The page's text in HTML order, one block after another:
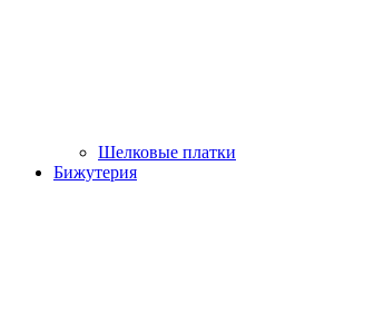
Шелковые платки
Бижутерия